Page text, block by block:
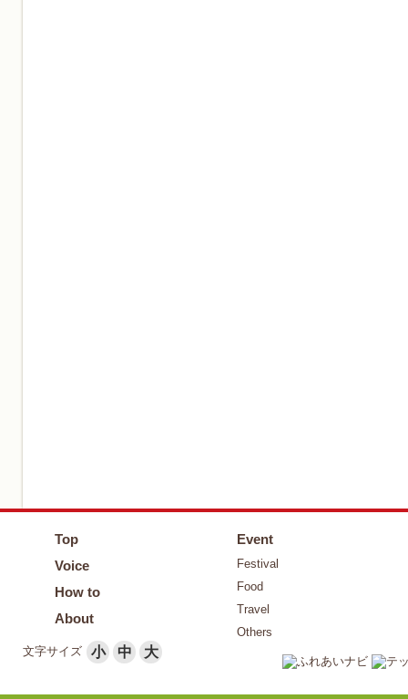
Top
Voice
How to
About
Event
Festival
Food
Travel
Others
文字サイズ
小 中 大